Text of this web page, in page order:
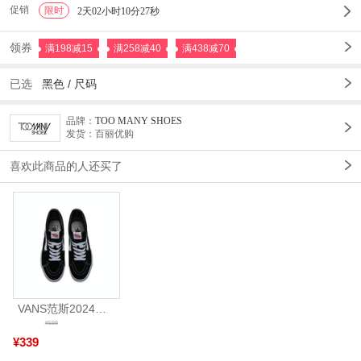
促销 限时 2天02小时10分27秒
领券 满198减15 满258减40 满438减70
已选 黑色 / 尺码
品牌： TOO MANY SHOES
发货：百丽优购
喜欢此商品的人还买了
VANS范斯2024中性SK8-HiCL帆布鞋/硫化鞋VN000D5IB8C
¥339
¥599